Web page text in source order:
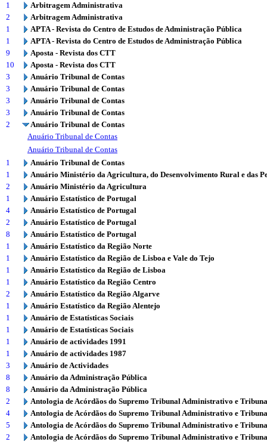
1
Arbitragem Administrativa
2
Arbitragem Administrativa
1
APTA - Revista do Centro de Estudos de Administração Pública
1
APTA - Revista do Centro de Estudos de Administração Pública
9
Aposta - Revista dos CTT
10
Aposta - Revista dos CTT
3
Anuário Tribunal de Contas
3
Anuário Tribunal de Contas
3
Anuário Tribunal de Contas
3
Anuário Tribunal de Contas
2
Anuário Tribunal de Contas
Anuário Tribunal de Contas
Anuário Tribunal de Contas
1
Anuário Tribunal de Contas
1
Anuário Ministério da Agricultura, do Desenvolvimento Rural e das
2
Anuário Ministério da Agricultura
1
Anuário Estatístico de Portugal
4
Anuário Estatístico de Portugal
2
Anuário Estatístico de Portugal
8
Anuário Estatístico de Portugal
1
Anuário Estatístico da Região Norte
1
Anuário Estatístico da Região de Lisboa e Vale do Tejo
1
Anuário Estatístico da Região de Lisboa
1
Anuário Estatístico da Região Centro
2
Anuário Estatístico da Região Algarve
1
Anuário Estatístico da Região Alentejo
1
Anuário de Estatísticas Sociais
1
Anuário de Estatísticas Sociais
1
Anuário de actividades 1991
1
Anuário de actividades 1987
3
Anuário de Actividades
8
Anuário da Administração Pública
8
Anuário da Administração Pública
2
Antologia de Acórdãos do Supremo Tribunal Administrativo e
4
Antologia de Acórdãos do Supremo Tribunal Administrativo e
5
Antologia de Acórdãos do Supremo Tribunal Administrativo e
2
Antologia de Acórdãos do Supremo Tribunal Administrativo e